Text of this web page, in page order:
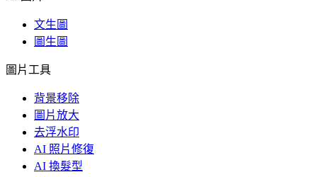
文生圖
圖生圖
圖片工具
背景移除
圖片放大
去浮水印
AI 照片修復
AI 換髮型